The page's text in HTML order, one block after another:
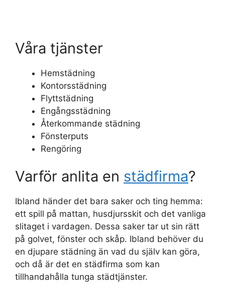
Våra tjänster
Hemstädning
Kontorsstädning
Flyttstädning
Engångsstädning
Återkommande städning
Fönsterputs
Rengöring
Varför anlita en städfirma?
Ibland händer det bara saker och ting hemma:
ett spill på mattan, husdjursskit och det vanliga
slitaget i vardagen. Dessa saker tar ut sin rätt
på golvet, fönster och skåp. Ibland behöver du
en djupare städning än vad du själv kan göra,
och då är det en städfirma som kan
tillhandahålla tunga städtjänster.